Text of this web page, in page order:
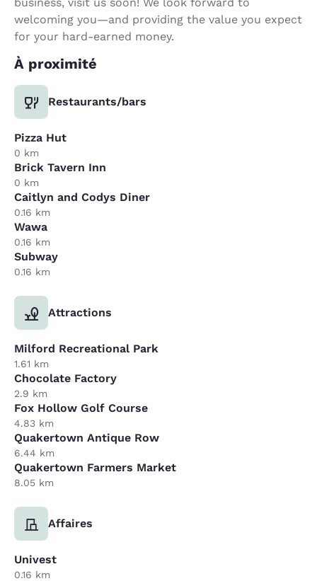
welcoming you—and providing the value you expect
for your hard-earned money.
À proximité
Restaurants/bars
Pizza Hut
0 km
Brick Tavern Inn
0 km
Caitlyn and Codys Diner
0.16 km
Wawa
0.16 km
Subway
0.16 km
Attractions
Milford Recreational Park
1.61 km
Chocolate Factory
2.9 km
Fox Hollow Golf Course
4.83 km
Quakertown Antique Row
6.44 km
Quakertown Farmers Market
8.05 km
Affaires
Univest
0.16 km